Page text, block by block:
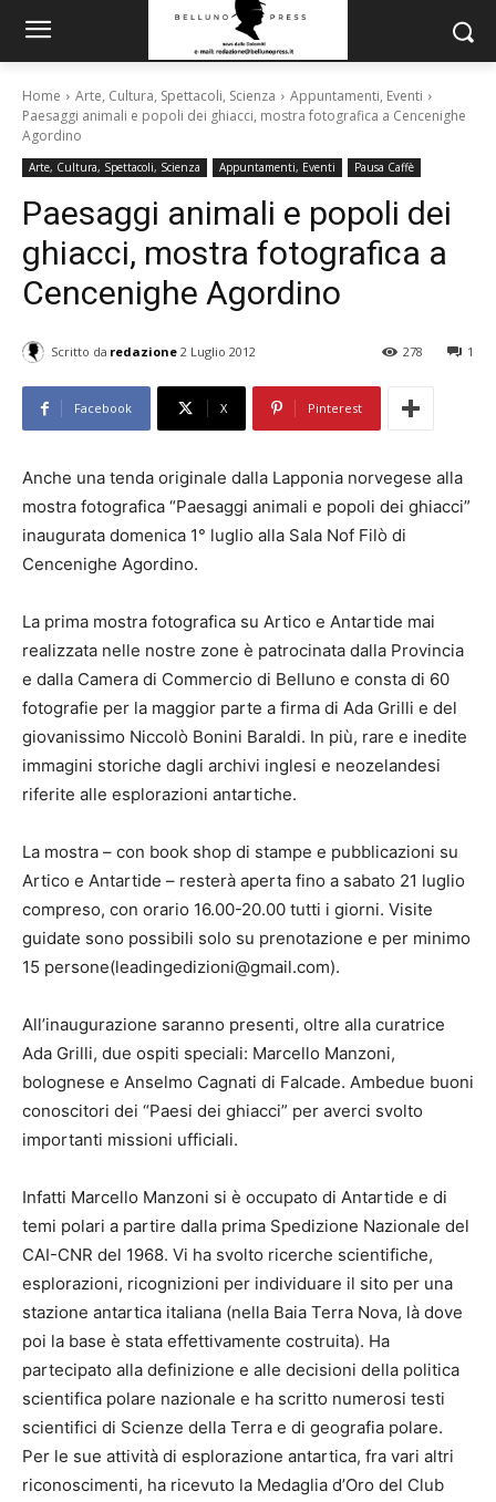
Home Arte, Cultura, Spettacoli, Scienza
Appuntamenti, Eventi
Paesaggi animali e popoli dei ghiacci, mostra fotografica a Cencenighe
Agordino
Arte, Cultura, Spettacoli, Scienza Appuntamenti, Eventi Pausa Caffè
Paesaggi animali e popoli dei
ghiacci, mostra fotografica a
Cencenighe Agordino
Scritto da redazione 2 Luglio 2012 1
278
Facebook X Pinterest
Anche una tenda originale dalla Lapponia norvegese alla
mostra fotografica “Paesaggi animali e popoli dei ghiacci”
inaugurata domenica 1° luglio alla Sala Nof Filò di
Cencenighe Agordino.
La prima mostra fotografica su Artico e Antartide mai
realizzata nelle nostre zone è patrocinata dalla Provincia
e dalla Camera di Commercio di Belluno e consta di 60
fotografie per la maggior parte a firma di Ada Grilli e del
giovanissimo Niccolò Bonini Baraldi. In più, rare e inedite
immagini storiche dagli archivi inglesi e neozelandesi
riferite alle esplorazioni antartiche.
La mostra – con book shop di stampe e pubblicazioni su
Artico e Antartide – resterà aperta fino a sabato 21 luglio
compreso, con orario 16.00-20.00 tutti i giorni. Visite
guidate sono possibili solo su prenotazione e per minimo
15 persone(leadingedizioni@gmail.com).
All’inaugurazione saranno presenti, oltre alla curatrice
Ada Grilli, due ospiti speciali: Marcello Manzoni,
bolognese e Anselmo Cagnati di Falcade. Ambedue buoni
conoscitori dei “Paesi dei ghiacci” per averci svolto
importanti missioni ufficiali.
Infatti Marcello Manzoni si è occupato di Antartide e di
temi polari a partire dalla prima Spedizione Nazionale del
CAI-CNR del 1968. Vi ha svolto ricerche scientifiche,
esplorazioni, ricognizioni per individuare il sito per una
stazione antartica italiana (nella Baia Terra Nova, là dove
poi la base è stata effettivamente costruita). Ha
partecipato alla definizione e alle decisioni della politica
scientifica polare nazionale e ha scritto numerosi testi
scientifici di Scienze della Terra e di geografia polare.
Per le sue attività di esplorazione antartica, fra vari altri
riconoscimenti, ha ricevuto la Medaglia d’Oro del Club